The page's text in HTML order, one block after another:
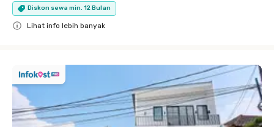
Diskon sewa min. 12 Bulan
Lihat info lebih banyak